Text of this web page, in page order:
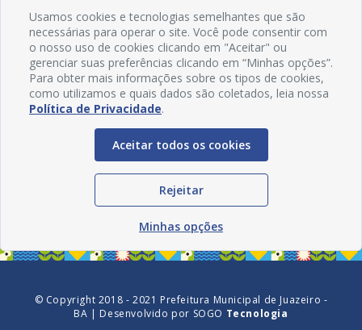
Redes Sociais
© Copyright 2018 - 2021 Prefeitura Municipal de Juazeiro -
BA | Desenvolvido por SOGO Tecnologia
Usamos cookies e tecnologias semelhantes que são
necessárias para operar o site. Você pode consentir com
o nosso uso de cookies clicando em "Aceitar" ou
gerenciar suas preferências clicando em “Minhas opções”.
Para obter mais informações sobre os tipos de cookies,
como utilizamos e quais dados são coletados, leia nossa
Política de Privacidade.
Aceitar todos os cookies
Rejeitar
Minhas opções